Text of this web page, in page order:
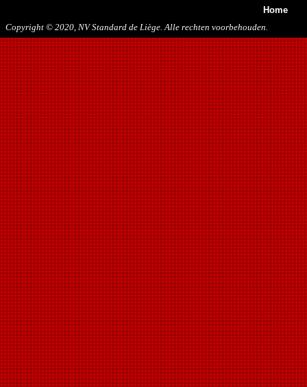
Home
Copyright © 2020, NV Standard de Liège. Alle rechten voorbehouden.